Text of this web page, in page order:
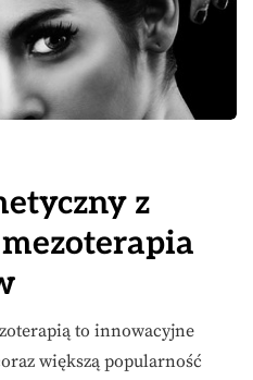
z
to innowacyjne
większą popularność